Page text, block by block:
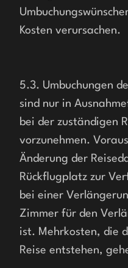
Kosten verursachen.
5.3. Umbuchungen
sind nur in
bei der zuständigen
vorzunehmen.
Änderung der
Rückflugplatz zur
bei einer
Zimmer für den
ist. Mehrkosten, die
Reise entstehen,